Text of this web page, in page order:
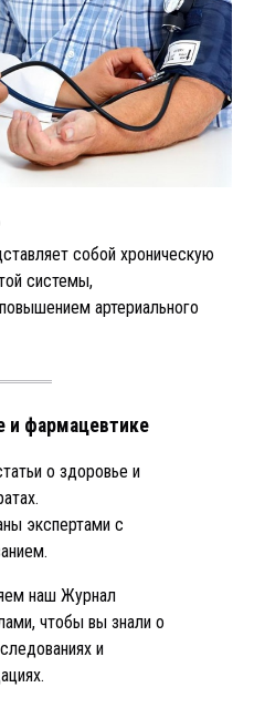
собой хроническую
системы,
артериального
и фармацевтике
о здоровье и
экспертами с
наш Журнал
чтобы вы знали о
и